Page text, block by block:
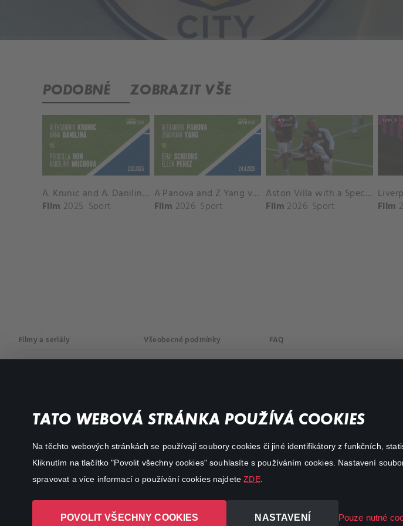
TATO WEBOVÁ STRÁNKA POUŽÍVÁ COOKIES
Na těchto webových stránkách se používají soubory cookies či jiné identifikátory z funkčních,
Kliknutím na tlačítko "Povolit všechny cookies" souhlasíte s používáním cookies. Nastavení
spravovat a více informací o používání cookies najdeteZDE.
POVOLIT VŠECHNY COOKIES NASTAVENÍ Pouze nutné
PODOBNÉ ZOBRAZIT VŠE
A. Krunic and A. Danilina vs. P. Hon and K. Muchova Match Highlights - BEIJING_Capital Group Diamond ( October 02, 2025)
Film 2025 Sport
A Panova and Z Yang vs D Schuurs and E Perez Match Highlights - MADRID_Court 8 ( April 24, 2026)
Film 2026 Sport
Aston Villa with a Spectacular Goal vs. Nottingham Forest
Film 2026 Sport
Film
Filmy a seriály
Akční
Všeobecné podmínky FAQ